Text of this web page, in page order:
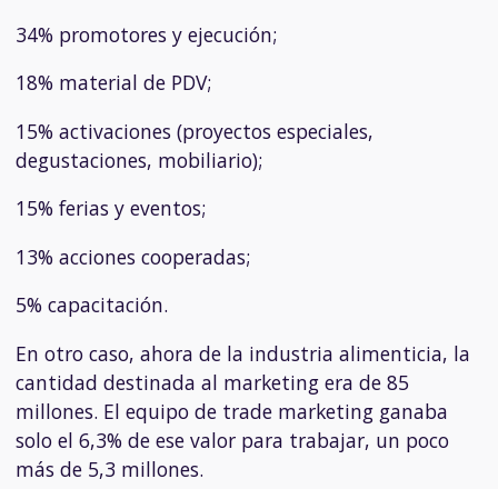
34% promotores y ejecución;
18% material de PDV;
15% activaciones (proyectos especiales,
degustaciones, mobiliario);
15% ferias y eventos;
13% acciones cooperadas;
5% capacitación.
En otro caso, ahora de la industria alimenticia, la
cantidad destinada al marketing era de 85
millones. El equipo de trade marketing ganaba
solo el 6,3% de ese valor para trabajar, un poco
más de 5,3 millones.